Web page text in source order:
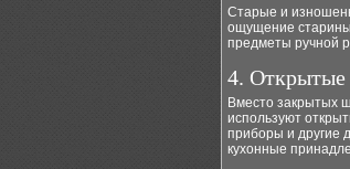
Старые и
ощущение
предметы ручной
4. Открытые
Вместо закрытых
используют
приборы и другие
кухонные